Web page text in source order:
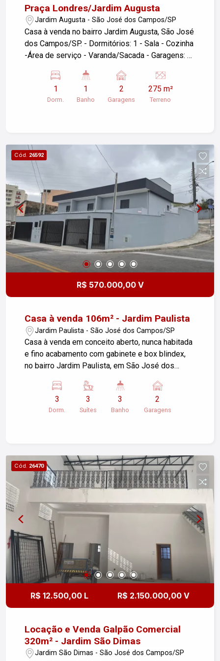
Praça Londres/Jardim Augusta
Jardim Augusta - São José dos Campos/SP
Casa à venda no bairro Jardim Augusta, São José
dos Campos/SP. - Dormitórios: 1 - Sala - Cozinha
-Área de serviço - Varanda/Sacada - Garagens: 2
275,00 m² Se você tiver interesse ou precisar de
mais informações, fique à vontade para
perguntar!
1
Dorm.
1
Banho
2
Garagens
275 m²
Terreno
Cód. 26592
R$ 570.000,00 V
Casa à venda 106m² - Jardim Paulista
Jardim Paulista - São José dos Campos/SP
Casa à venda em conceito aberto, nunca habitada
e fino acabamento com gabinete e box blindex,
no bairro Jardim Paulista, em São José dos
sendo 3 suítes e com sacada em 2, 2 garagens e
uma área construída de 104,90 m², além de um
terreno com 106,15 m². O imóvel conta ainda com
oportunidade de conhecer!
3
Dorm.
3
Suítes
3
Banho
2
Garagens
Cód. 26470
R$ 12.500,00 L R$ 2.150.000,00 V
Locação e Venda Galpão Comercial
320m² - Jardim São Dimas
Jardim São Dimas - São José dos Campos/SP